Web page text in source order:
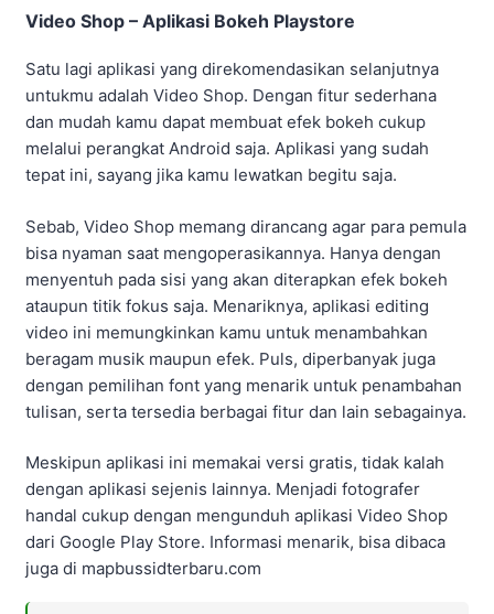
Video Shop – Aplikasi Bokeh Playstore
Satu lagi aplikasi yang direkomendasikan selanjutnya
untukmu adalah Video Shop. Dengan fitur sederhana
dan mudah kamu dapat membuat efek bokeh cukup
melalui perangkat Android saja. Aplikasi yang sudah
tepat ini, sayang jika kamu lewatkan begitu saja.
Sebab, Video Shop memang dirancang agar para pemula
bisa nyaman saat mengoperasikannya. Hanya dengan
menyentuh pada sisi yang akan diterapkan efek bokeh
ataupun titik fokus saja. Menariknya, aplikasi editing
video ini memungkinkan kamu untuk menambahkan
beragam musik maupun efek. Puls, diperbanyak juga
dengan pemilihan font yang menarik untuk penambahan
tulisan, serta tersedia berbagai fitur dan lain sebagainya.
Meskipun aplikasi ini memakai versi gratis, tidak kalah
dengan aplikasi sejenis lainnya. Menjadi fotografer
handal cukup dengan mengunduh aplikasi Video Shop
dari Google Play Store. Informasi menarik, bisa dibaca
juga di mapbussidterbaru.com